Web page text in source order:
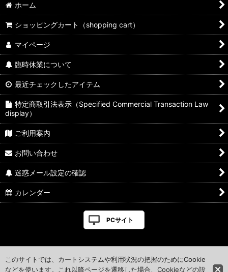
ホーム
ショッピングカート（shopping cart）
マイページ
臨時休業について
最近チェックしたアイテム
特定商取引法表示（Specified Commercial Transaction Law
display）
ご利用案内
お問い合わせ
迷惑メール設定の確認
カレンダー
PCサイト
このサイトでは、カートシステムや利用状況の把握のためにCookie
などを使います。これ以降ページを遷移した場合、Cookieなどの設